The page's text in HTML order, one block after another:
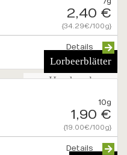
Lorbeerblätter
von Hand verlesen
2,40 €
{34.29€/100g}
Details
10g
1,90 €
{19.00€/100g}
Details